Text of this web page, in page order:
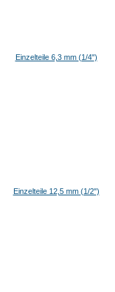
Einzelteile 6,3 mm (1/4")
Einzelteile 12,5 mm (1/2")